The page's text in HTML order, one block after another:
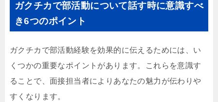
ガクチカで部活動について話す時に意識すべ
き6つのポイント
ガクチカで部活動経験を効果的に伝えるためには、い
くつかの重要なポイントがあります。これらを意識す
ることで、面接担当者によりあなたの魅力が伝わりや
すくなります。